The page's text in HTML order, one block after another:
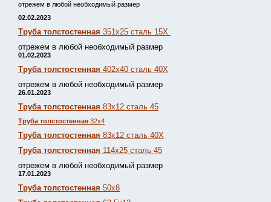
отрежем в любой необходимый размер
02.02.2023
Труба толстостенная 351х25 сталь 15Х
отрежем в любой необходимый размер
01.02.2023
Труба толстостенная 402х40 сталь 40Х
отрежем в любой необходимый размер
26.01.2023
Труба толстостенная 83х12 сталь 45
Труба толстостенная 32х4
Труба толстостенная 83х12 сталь 40Х
Труба толстостенная 114х25 сталь 45
отрежем в любой необходимый размер
17.01.2023
Труба толстостенная 50х8